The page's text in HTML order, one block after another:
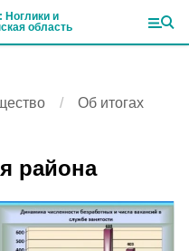
Ноглики и
область
Об итогах
района